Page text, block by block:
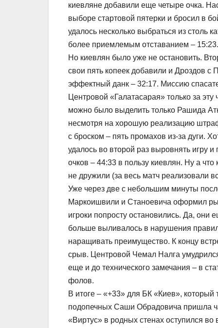
киевляне добавили еще четыре очка.
выборе стартовой пятерки и бросил в
удалось несколько выбраться из столь
более приемлемым отставанием – 15:23.
Но киевлян было уже не остановить.
свои пять копеек добавили и Дроздов
эффектный данк – 32:17. Миссию
Центровой «Галатасарая» только за
можно было выделить только Рашида
несмотря на хорошую реализацию
с броском – пять промахов из-за дуги.
удалось во второй раз выровнять игру
очков – 44:33 в пользу киевлян. Ну а
не дружили (за весь матч реализовали
Уже через две с небольшим минуты
Маркоишвили и Станоевича оформил
игроки попросту остановились. Да, они
больше выливалось в нарушения
наращивать преимущество. К концу
срыв. Центровой Чемал Налга
еще и до технического замечания – в
фолов.
В итоге – «+33» для БК «Киев», который
подопечных Саши Обрадовича пришла
«Виртус» в родных стенах оступился